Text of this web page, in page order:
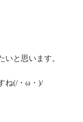
と思います。
ね(/・ω・)/